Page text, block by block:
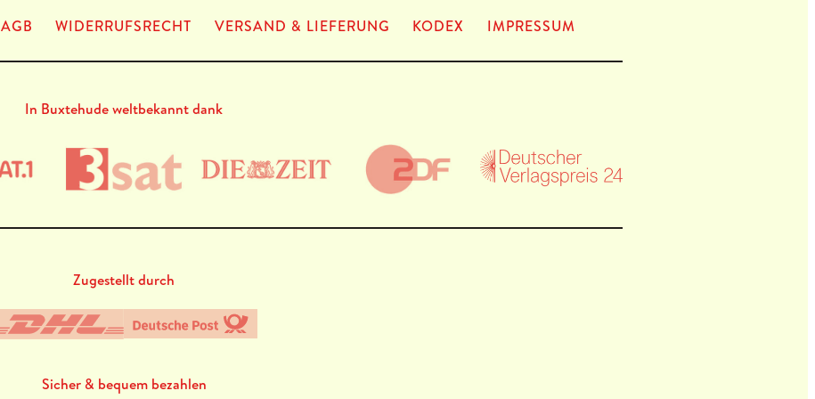
AGB WIDERRUFSRECHT VERSAND & LIEFERUNG KODEX IMPRES­SUM
In Buxtehude weltbekannt dank
Zugestellt durch
Sicher & bequem bezahlen